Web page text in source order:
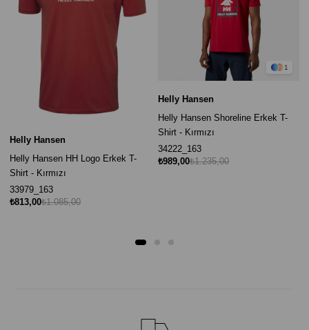
Helly Hansen
Helly Hansen HH Logo Erkek T-
Shirt - Kırmızı
33979_163
₺813,00₺1.085,00
1
Helly Hansen
Helly Hansen Shoreline Erkek T-
Shirt - Kırmızı
34222_163
₺989,00₺1.235,00